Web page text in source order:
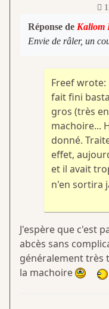
Réponse de Kaliom
Envie de râler, un
Freef
fait fini
gros (très
machoire...
donné.
effet,
et il avait
n'en sortira
J'espère que c'est
abcès sans
généralement très
la machoire